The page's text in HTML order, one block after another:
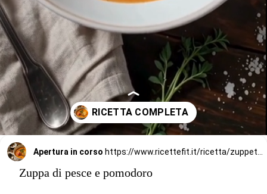
Apertura in corso https://www.ricettefit.it/ricetta/zuppetta-di-pesce-light-con-zafferano-e-verdure/
Zuppa di pesce e pomodoro